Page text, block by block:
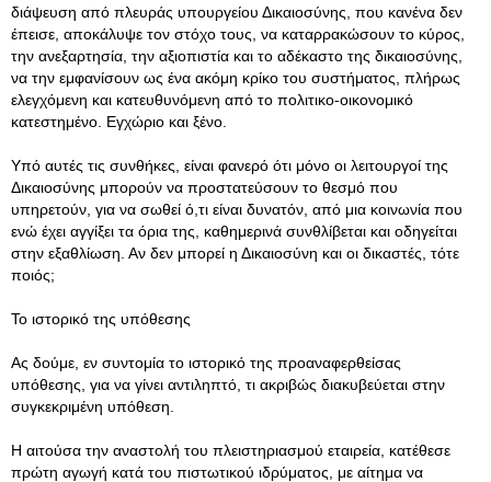
διάψευση από πλευράς υπουργείου Δικαιοσύνης, που κανένα δεν
έπεισε, αποκάλυψε τον στόχο τους, να καταρρακώσουν το κύρος,
την ανεξαρτησία, την αξιοπιστία και το αδέκαστο της δικαιοσύνης,
να την εμφανίσουν ως ένα ακόμη κρίκο του συστήματος, πλήρως
ελεγχόμενη και κατευθυνόμενη από το πολιτικο-οικονομικό
κατεστημένο. Εγχώριο και ξένο.
Υπό αυτές τις συνθήκες, είναι φανερό ότι μόνο οι λειτουργοί της
Δικαιοσύνης μπορούν να προστατεύσουν το θεσμό που
υπηρετούν, για να σωθεί ό,τι είναι δυνατόν, από μια κοινωνία που
ενώ έχει αγγίξει τα όρια της, καθημερινά συνθλίβεται και οδηγείται
στην εξαθλίωση. Αν δεν μπορεί η Δικαιοσύνη και οι δικαστές, τότε
ποιός;
Το ιστορικό της υπόθεσης
Ας δούμε, εν συντομία το ιστορικό της προαναφερθείσας
υπόθεσης, για να γίνει αντιληπτό, τι ακριβώς διακυβεύεται στην
συγκεκριμένη υπόθεση.
Η αιτούσα την αναστολή του πλειστηριασμού εταιρεία, κατέθεσε
πρώτη αγωγή κατά του πιστωτικού ιδρύματος, με αίτημα να